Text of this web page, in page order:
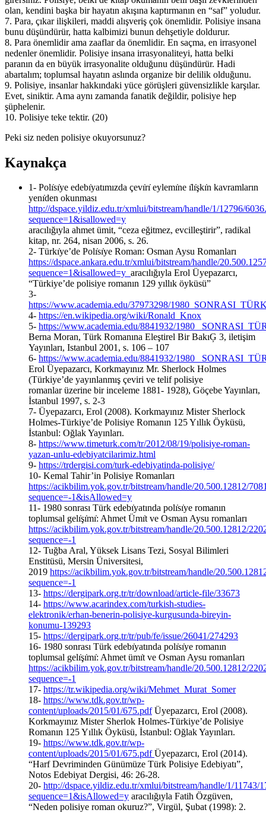
olan, kendini başka bir hayatın akışına kaptırmanın en “saf” yoludur.
7. Para, çıkar ilişkileri, maddi alışveriş çok önemlidir. Polisiye insana
bunu düşündürür, hatta kalbimizi bunun dehşetiyle doldurur.
8. Para önemlidir ama zaaflar da önemlidir. En saçma, en irrasyonel
nedenler önemlidir. Polisiye insana irrasyonaliteyi, hatta belki
paranın da en büyük irrasyonalite olduğunu düşündürür. Hadi
abartalım; toplumsal hayatın aslında organize bir delilik olduğunu.
9. Polisiye, insanlar hakkındaki yüce görüşleri güvensizlikle karşılar.
Evet, siniktir. Ama aynı zamanda fanatik değildir, polisiye hep
şüphelenir.
10. Polisiye teke tektir. (20)
Peki siz neden polisiye okuyorsunuz?
Kaynakça
1- Polı̇sı̇ye edebı̇yatımızda çevı̇rı̇ eylemı̇ne ı̇lı̇şkı̇n kavramların
yenı̇den okunması
http://dspace.yildiz.edu.tr/xmlui/bitstream/handle/1/12796/
sequence=1&isallowed=y
aracılığıyla ahmet ümit, “ceza eğitmez, evcilleştirir”, radikal
kitap, nr. 264, nisan 2006, s. 26.
2- Türkı̇ye’de Polı̇sı̇ye Roman: Osman Aysu Romanları
https://dspace.ankara.edu.tr/xmlui/bitstream/handle/
sequence=1&isallowed=y aracılığıyla Erol Üyepazarcı,
“Türkiye’de polisiye romanın 129 yıllık öyküsü”
3-
https://www.academia.edu/37973298/
4- https://en.wikipedia.org/wiki/Ronald_Knox
5- https://www.academia.edu/8841932/1980_
Berna Moran, Türk Romanına Eleştirel Bir BakıĢ 3, iletişim
Yayınları, Istanbul 2001, s. 106 – 107
6- https://www.academia.edu/8841932/1980_
Erol Üyepazarcı, Korkmayınız Mr. Sherlock Holmes
(Türkiye’de yayınlanmış çeviri ve telif polisiye
romanlar üzerine bir inceleme 1881- 1928), Göçebe Yayınları,
İstanbul 1997, s. 2-3
7- Üyepazarcı, Erol (2008). Korkmayınız Mister Sherlock
Holmes-Türkiye’de Polisiye Romanın 125 Yıllık Öyküsü,
İstanbul: Oğlak Yayınları.
8- https://www.timeturk.com/tr/2012/08/19/polisiye-roman-
yazan-unlu-edebiyatcilarimiz.html
9- https://trdergisi.com/turk-edebiyatinda-polisiye/
10- Kemal Tahir’in Polisiye Romanları
https://acikbilim.yok.gov.tr/bitstream/handle/20.500.12812/
sequence=-1&isAllowed=y
11- 1980 sonrası Türk edebı̇yatında polı̇sı̇ye romanın
toplumsal gelı̇şı̇mı̇: Ahmet Ümı̇t ve Osman Aysu romanları
https://acikbilim.yok.gov.tr/bitstream/handle/20.500.12812/
sequence=-1
12- Tuğba Aral, Yüksek Lisans Tezi, Sosyal Bilimleri
Enstitüsü, Mersin Üniversitesi,
2019 https://acikbilim.yok.gov.tr/bitstream/handle/
sequence=-1
13- https://dergipark.org.tr/tr/download/article-file/33673
14- https://www.acarindex.com/turkish-studies-
elektronik/erhan-benerin-polisiye-kurgusunda-bireyin-
konumu-139293
15- https://dergipark.org.tr/tr/pub/fe/issue/26041/274293
16- 1980 sonrası Türk edebı̇yatında polı̇sı̇ye romanın
toplumsal gelı̇şı̇mı̇: Ahmet ümı̇t ve Osman Aysu romanları
https://acikbilim.yok.gov.tr/bitstream/handle/20.500.12812/
sequence=-1
17- https://tr.wikipedia.org/wiki/Mehmet_Murat_Somer
18- https://www.tdk.gov.tr/wp-
content/uploads/2015/01/675.pdfÜyepazarcı, Erol (2008).
Korkmayınız Mister Sherlok Holmes-Türkiye’de Polisiye
Romanın 125 Yıllık Öyküsü, İstanbul: Oğlak Yayınları.
19- https://www.tdk.gov.tr/wp-
content/uploads/2015/01/675.pdfÜyepazarcı, Erol (2014).
“Harf Devriminden Günümüze Türk Polisiye Edebiyatı”,
Notos Edebiyat Dergisi, 46: 26-28.
20- http://dspace.yildiz.edu.tr/xmlui/bitstream/handle/1/11743/
sequence=1&isAllowed=y aracılığıyla Fatih Özgüven,
“Neden polisiye roman okuruz?”, Virgül, Şubat (1998): 2.